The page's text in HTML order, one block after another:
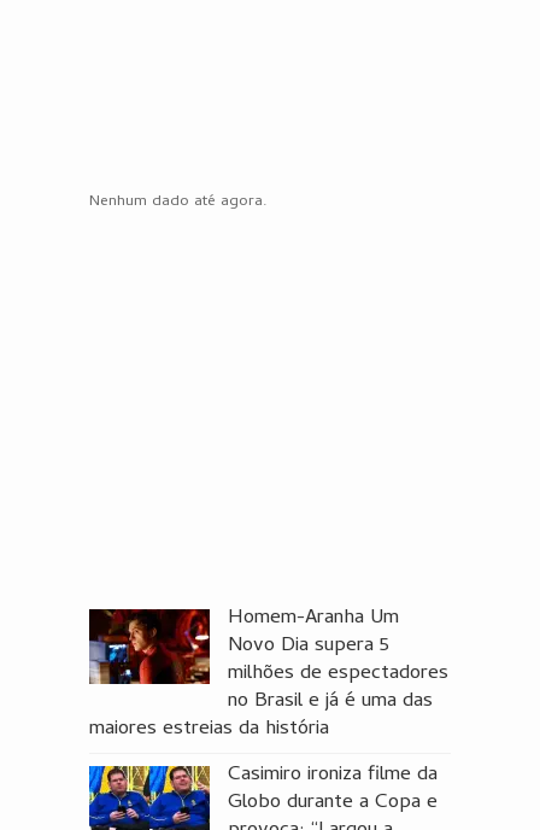
Nenhum dado até agora.
Homem-Aranha Um
Novo Dia supera 5
milhões de espectadores
no Brasil e já é uma das
maiores estreias da história
Casimiro ironiza filme da
Globo durante a Copa e